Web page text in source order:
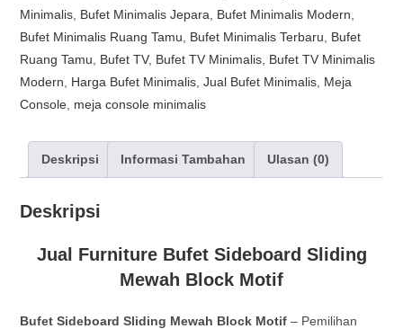
Minimalis Bufet Minimalis Jepara Bufet Minimalis Modern
Bufet Minimalis Ruang Tamu
Bufet Minimalis Terbaru
Bufet
Ruang Tamu
Bufet TV, Bufet TV Minimalis Bufet TV Minimalis
Modern
Harga Bufet Minimalis ,Jual Bufet Minimalis Meja
Console meja console minimalis
Deskripsi Informasi Tambahan Ulasan (0)
Deskripsi
Jual Furniture Bufet Sideboard Sliding
Mewah Block Motif
Bufet Sideboard Sliding Mewah Block Motif – Pemilihan